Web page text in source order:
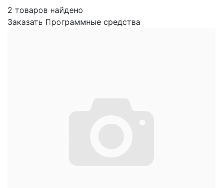
2 товаров найдено
Заказать Программные средства